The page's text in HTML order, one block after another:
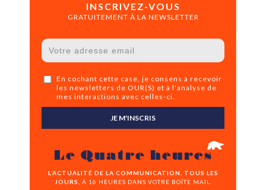
INSCRIVEZ-VOUS
GRATUITEMENT À LA NEWSLETTER
En cochant cette case, je consens à recevoir
les newsletters de OUR(S) et à l'analyse de
mes interactions avec celles-ci.
JE M'INSCRIS
Le Quatre heures
L’ACTUALITÉ DE LA COMMUNICATION, TOUS LES
JOURS,
À 16 HEURES DANS VOTRE BOÎTE MAIL.